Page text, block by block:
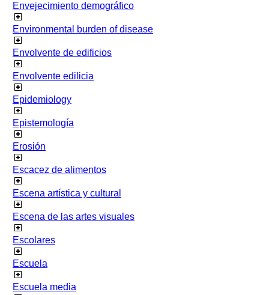
Envejecimiento demográfico
Environmental burden of disease
Envolvente de edificios
Envolvente edilicia
Epidemiology
Epistemología
Erosión
Escacez de alimentos
Escena artística y cultural
Escena de las artes visuales
Escolares
Escuela
Escuela media